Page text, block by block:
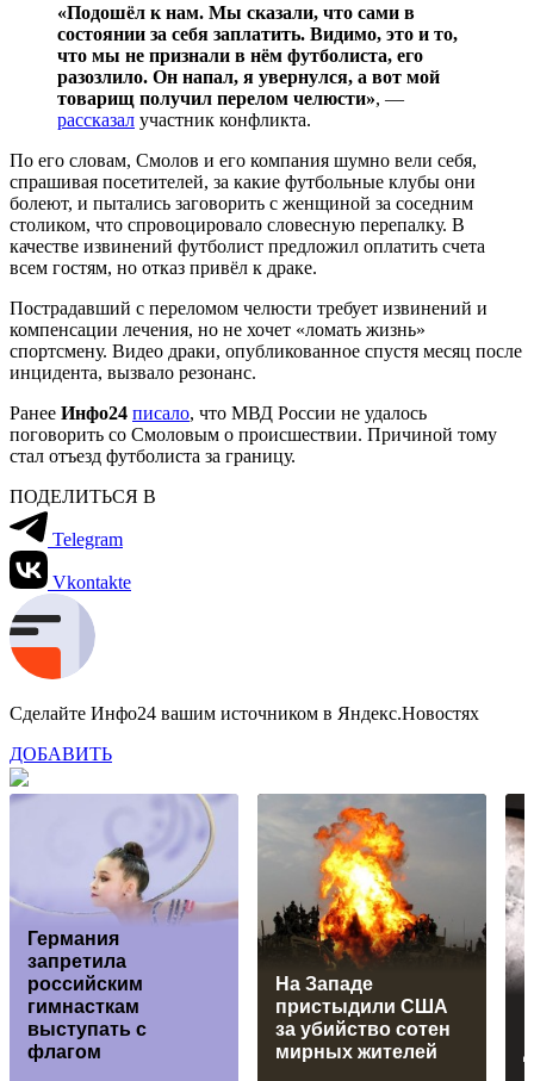
«Подошёл к нам. Мы сказали, что сами в
состоянии за себя заплатить. Видимо, это и то,
что мы не признали в нём футболиста, его
разозлило. Он напал, я увернулся, а вот мой
товарищ получил перелом челюсти», —
рассказал участник конфликта.
По его словам, Смолов и его компания шумно вели себя,
спрашивая посетителей, за какие футбольные клубы они
болеют, и пытались заговорить с женщиной за соседним
столиком, что спровоцировало словесную перепалку. В
качестве извинений футболист предложил оплатить счета
всем гостям, но отказ привёл к драке.
Пострадавший с переломом челюсти требует извинений и
компенсации лечения, но не хочет «ломать жизнь»
спортсмену. Видео драки, опубликованное спустя месяц после
инцидента, вызвало резонанс.
Ранее Инфо24 писало, что МВД России не удалось
поговорить со Смоловым о происшествии. Причиной тому
стал отъезд футболиста за границу.
ПОДЕЛИТЬСЯ В
Telegram
Vkontakte
Сделайте Инфо24 вашим источником в Яндекс.Новостях
ДОБАВИТЬ
Германия
запретила
российским
гимнасткам
выступать с
флагом
На Западе
пристыдили США
за убийство сотен
мирных жителей